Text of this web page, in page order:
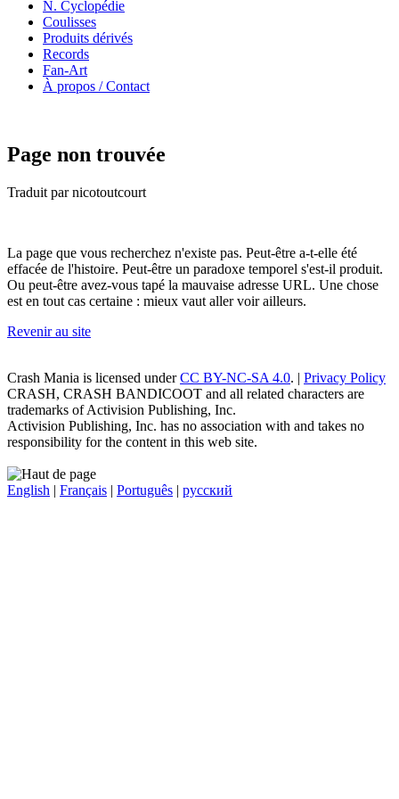
N. Cyclopédie
Coulisses
Produits dérivés
Records
Fan-Art
À propos / Contact
Page non trouvée
Traduit par nicotoutcourt
La page que vous recherchez n'existe pas. Peut-être a-t-elle été
effacée de l'histoire. Peut-être un paradoxe temporel s'est-il produit.
Ou peut-être avez-vous tapé la mauvaise adresse URL. Une chose
est en tout cas certaine : mieux vaut aller voir ailleurs.
Revenir au site
Crash Mania is licensed underCC BY-NC-SA 4.0. | Privacy Policy
CRASH, CRASH BANDICOOT and all related characters are
trademarks of Activision Publishing, Inc.
Activision Publishing, Inc. has no association with and takes no
responsibility for the content in this web site.
English | Français | Português | русский